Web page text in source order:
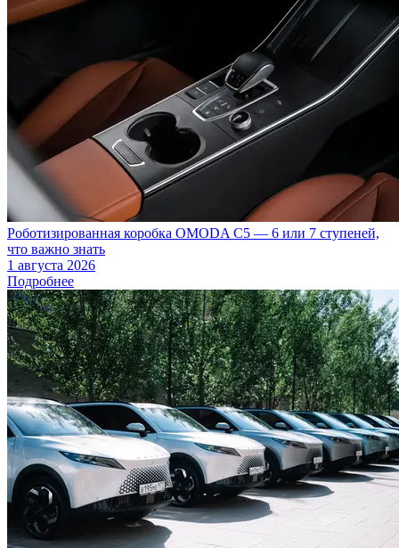
Роботизированная коробка OMODA C5 — 6 или 7 ступеней,
что важно знать
1 августа 2026
Подробнее